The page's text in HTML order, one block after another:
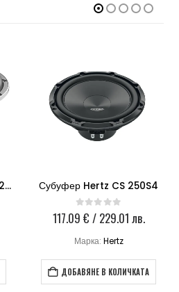
Субуфер Hertz MP 300D2.3 PRO Субуфер Hertz CS 250S4
0 out of 5
117.09 € / 229.01 лв.
Марка: Hertz
ДОБАВЯНЕ В КОЛИЧКАТА